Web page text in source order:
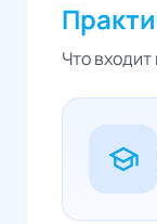
Что входит
school